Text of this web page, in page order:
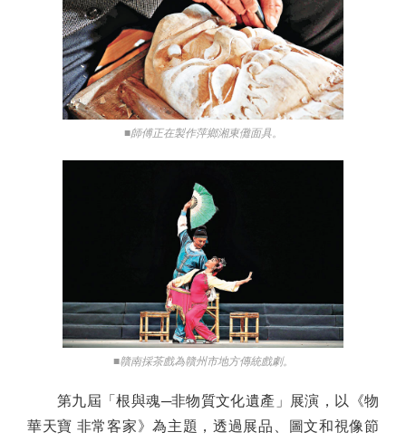
■師傅正在製作萍鄉湘東儺面具。
■贛南採茶戲為贛州市地方傳統戲劇。
第九屆「根與魂─非物質文化遺產」展演，以《物
華天寶 非常客家》為主題，透過展品、圖文和視像節